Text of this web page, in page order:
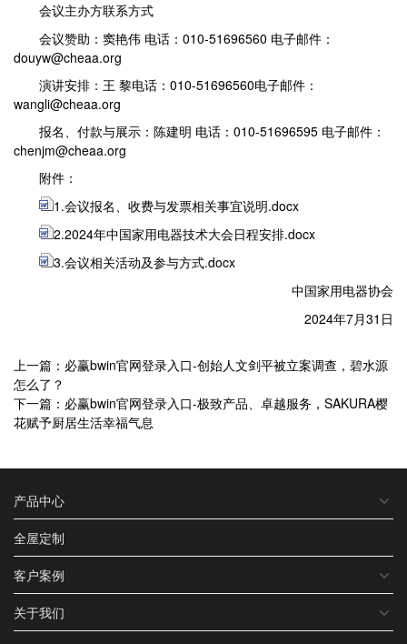
会议主办方联系方式
会议赞助：窦艳伟 电话：010-51696560 电子邮件：
douyw@cheaa.org
演讲安排：王 黎电话：010-51696560电子邮件：
wangli@cheaa.org
报名、付款与展示：陈建明 电话：010-51696595 电子邮件：
chenjm@cheaa.org
附件：
1.会议报名、收费与发票相关事宜说明.docx
2.2024年中国家用电器技术大会日程安排.docx
3.会议相关活动及参与方式.docx
中国家用电器协会
2024年7月31日
上一篇：必赢bwin官网登录入口-创始人文剑平被立案调查，碧水源
怎么了？
下一篇：必赢bwin官网登录入口-极致产品、卓越服务，SAKURA樱
花赋予厨居生活幸福气息
产品中心
全屋定制
客户案例
关于我们